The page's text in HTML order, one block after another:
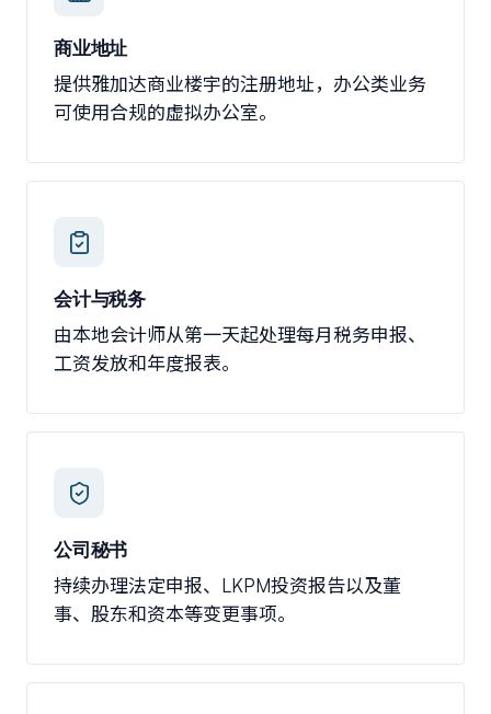
商业地址
提供雅加达商业楼宇的注册地址，办公类业务
可使用合规的虚拟办公室。
会计与税务
由本地会计师从第一天起处理每月税务申报、
工资发放和年度报表。
公司秘书
持续办理法定申报、LKPM投资报告以及董
事、股东和资本等变更事项。